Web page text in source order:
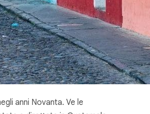
anni Novanta. Ve le